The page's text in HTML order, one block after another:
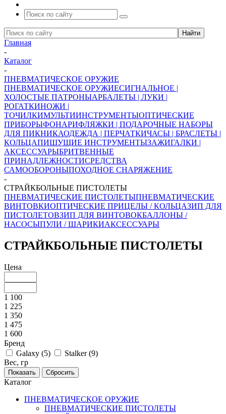
Главная
-
Каталог
-
ПНЕВМАТИЧЕСКОЕ ОРУЖИЕ
ПНЕВМАТИЧЕСКОЕ ОРУЖИЕСИГНАЛЬНОЕ |
ХОЛОСТЫЕ ПАТРОНЫАРБАЛЕТЫ | ЛУКИ |
РОГАТКИНОЖИ |
ТОЧИЛКИМУЛЬТИИНСТРУМЕНТЫОПТИЧЕСКИЕ
ПРИБОРЫФОНАРИФЛЯЖКИ | ПОДАРОЧНЫЕ НАБОРЫ
ДЛЯ ПИКНИКАОДЕЖДА | ПЕРЧАТКИЧАСЫ | БРАСЛЕТЫ |
КОЛЬЦАПИШУЩИЕ ИНСТРУМЕНТЫЗАЖИГАЛКИ |
АКСЕССУАРЫБРИТВЕННЫЕ
ПРИНАДЛЕЖНОСТИСРЕДСТВА
САМООБОРОНЫПОХОДНОЕ СНАРЯЖЕНИЕ
-
СТРАЙКБОЛЬНЫЕ ПИСТОЛЕТЫ
ПНЕВМАТИЧЕСКИЕ ПИСТОЛЕТЫПНЕВМАТИЧЕСКИЕ
ВИНТОВКИОПТИЧЕСКИЕ ПРИЦЕЛЫ / КОЛЬЦАЗИП ДЛЯ
ПИСТОЛЕТОВЗИП ДЛЯ ВИНТОВОКБАЛЛОНЫ /
НАСОСЫПУЛИ / ШАРИКИАКСЕССУАРЫ
СТРАЙКБОЛЬНЫЕ ПИСТОЛЕТЫ
Цена
1 100
1 225
1 350
1 475
1 600
Бренд
Galaxy (5) Stalker (9)
Вес, гр
Каталог
ПНЕВМАТИЧЕСКОЕ ОРУЖИЕ
ПНЕВМАТИЧЕСКИЕ ПИСТОЛЕТЫ